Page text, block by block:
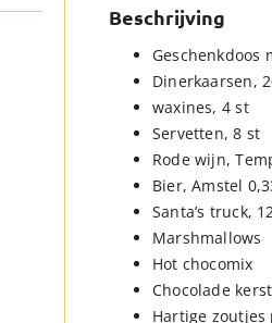
Beschrijving
Geschenkdoos
Dinerkaarsen,
waxines, 4 st
Servetten, 8 st
Rode wijn,
Bier, Amstel
Santa’s truck,
Marshmallows
Hot chocomix
Chocolade
Hartige zoutjes